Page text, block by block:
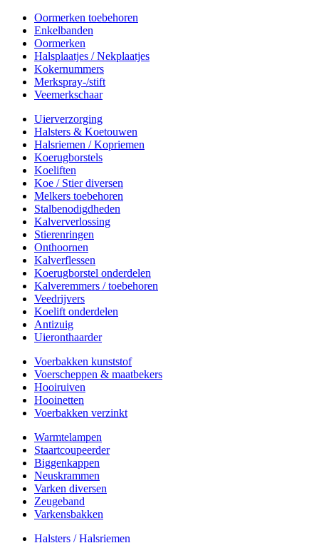
Oormerken toebehoren
Enkelbanden
Oormerken
Halsplaatjes / Nekplaatjes
Kokernummers
Merkspray-/stift
Veemerkschaar
Uierverzorging
Halsters & Koetouwen
Halsriemen / Kopriemen
Koerugborstels
Koeliften
Koe / Stier diversen
Melkers toebehoren
Stalbenodigdheden
Kalververlossing
Stierenringen
Onthoornen
Kalverflessen
Koerugborstel onderdelen
Kalveremmers / toebehoren
Veedrijvers
Koelift onderdelen
Antizuig
Uieronthaarder
Voerbakken kunststof
Voerscheppen & maatbekers
Hooiruiven
Hooinetten
Voerbakken verzinkt
Warmtelampen
Staartcoupeerder
Biggenkappen
Neuskrammen
Varken diversen
Zeugeband
Varkensbakken
Halsters / Halsriemen